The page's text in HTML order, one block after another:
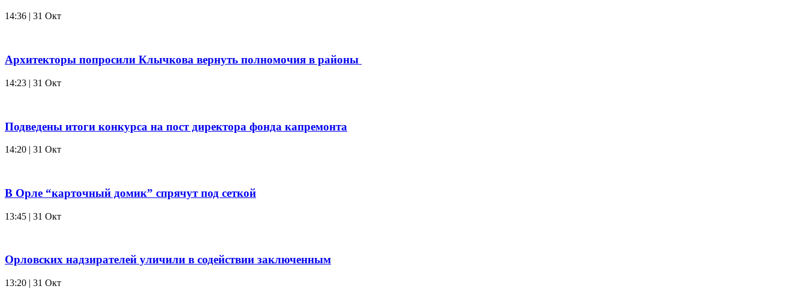
14:36 | 31 Окт
Архитекторы попросили Клычкова вернуть полномочия в районы
14:23 | 31 Окт
Подведены итоги конкурса на пост директора фонда капремонта
14:20 | 31 Окт
В Орле “карточный домик” спрячут под сеткой
13:45 | 31 Окт
Орловских надзирателей уличили в содействии заключенным
13:20 | 31 Окт